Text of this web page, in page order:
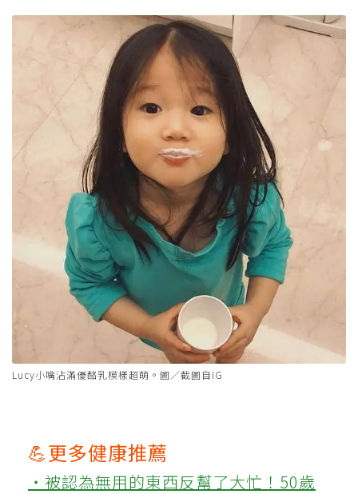
Lucy小嘴沾滿優酪乳模樣超萌。圖／截圖自IG
💪更多健康推薦
‧被認為無用的東西反幫了大忙！50歲